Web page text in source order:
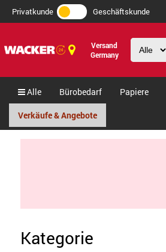
Privatkunde Geschäftskunde
Versand
Germany
Alle Bürobedarf Papiere
Verkäufe & Angebote
Kategorie